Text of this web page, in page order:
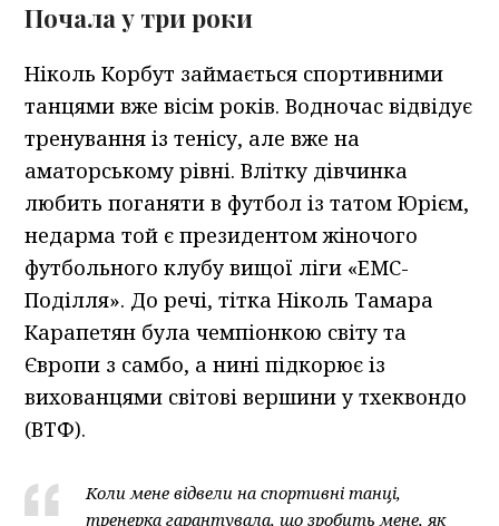
Почала у три роки
Ніколь Корбут займається спортивними
танцями вже вісім років. Водночас відвідує
тренування із тенісу, але вже на
аматорському рівні. Влітку дівчинка
любить поганяти в футбол із татом Юрієм,
недарма той є президентом жіночого
футбольного клубу вищої ліги «ЕМС-
Поділля». До речі, тітка Ніколь Тамара
Карапетян була чемпіонкою світу та
Європи з самбо, а нині підкорює із
вихованцями світові вершини у тхеквондо
(ВТФ).
Коли мене відвели на спортивні танці,
тренерка гарантувала, що зробить мене, як